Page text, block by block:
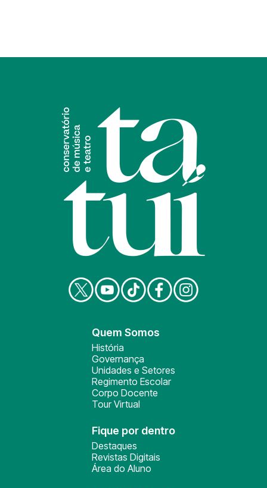
Quem Somos
História
Governança
Unidades e Setores
Regimento Escolar
Corpo Docente
Tour Virtual
Fique por dentro
Destaques
Revistas Digitais
Área do Aluno